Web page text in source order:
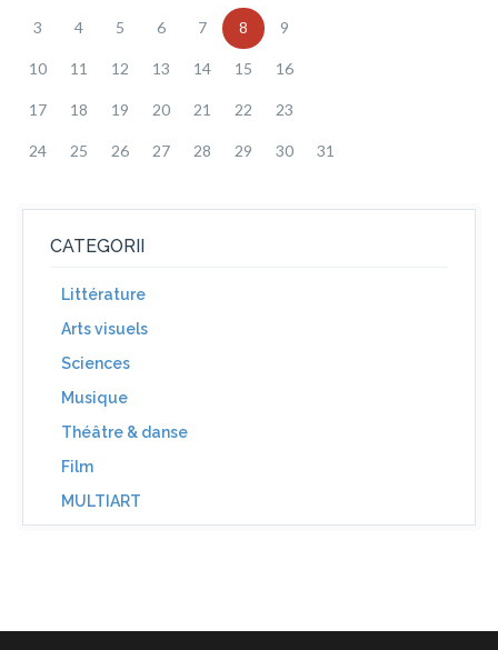
3 4 5 6 7 8 9
10 11 12 13 14 15 16
17 18 19 20 21 22 23
24 25 26 27 28 29 30 31
CATEGORII
Littérature
Arts visuels
Sciences
Musique
Théâtre & danse
Film
MULTIART